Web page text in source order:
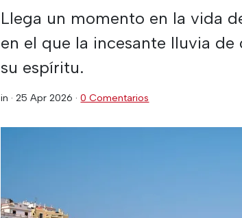
Llega un momento en la vida
en el que la incesante lluvia
su espíritu.
in ·25 Apr 2026 ·0 Comentarios